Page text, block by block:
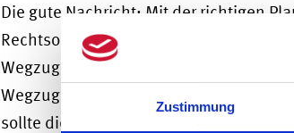
Zustimmung
Die gute Nachricht: Mit der richtigen
Rechtsordnung bietet durchaus
Wegzugsbesteuerung zu reduzieren
Wegzugsbesteuerung zu vermeiden.
sollte diese Fragen daher frühzeitig